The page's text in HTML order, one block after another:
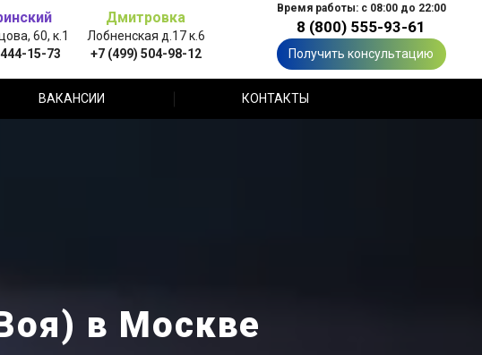
60, к.1
15-73
Дмитровка
Лобненская д.17 к.6
+7 (499) 504-98-12
Время работы: с 08:00 до 22:00
8 (800) 555-93-61
Получить консультацию
ВАКАНСИИ КОНТАКТЫ
в Москве